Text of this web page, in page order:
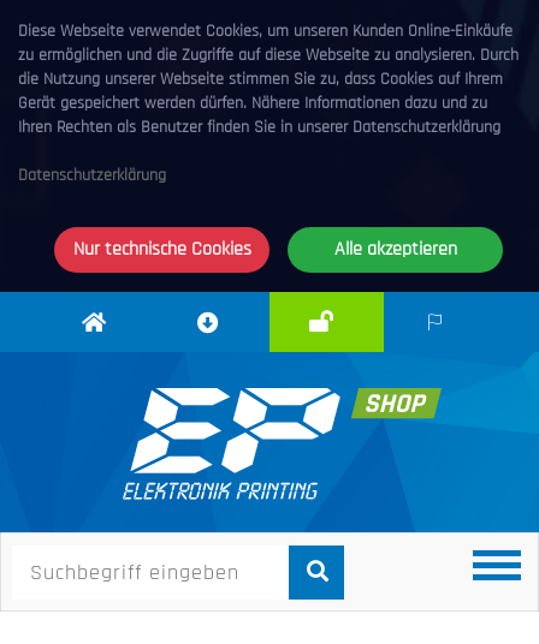
Diese Webseite verwendet Cookies, um unseren Kunden Online-Einkäufe
zu ermöglichen und die Zugriffe auf diese Webseite zu analysieren. Durch
die Nutzung unserer Webseite stimmen Sie zu, dass Cookies auf Ihrem
Gerät gespeichert werden dürfen. Nähere Informationen dazu und zu
Ihren Rechten als Benutzer finden Sie in unserer Datenschutzerklärung
Datenschutzerklärung
Nur technische Cookies Alle akzeptieren
Elektronik
Downloadcenter